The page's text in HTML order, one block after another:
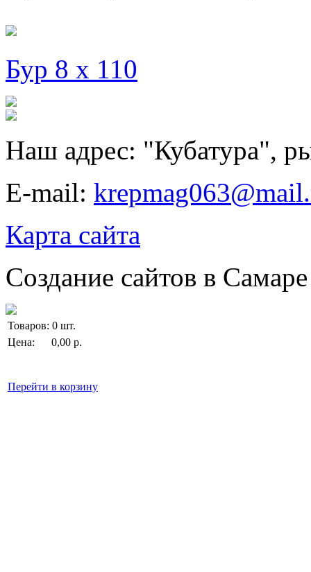
Бур 8 х 110
Наш адрес: "Кубатура",
E-mail:
Карта сайта
Создание сайтов в
Товаров: 0 шт.
Цена:
0,00 р.
Перейти в корзину